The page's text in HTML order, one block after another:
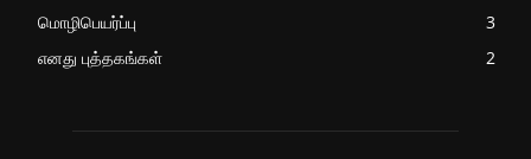
மொழிபெயர்ப்பு
3
எனது புத்தகங்கள்
2